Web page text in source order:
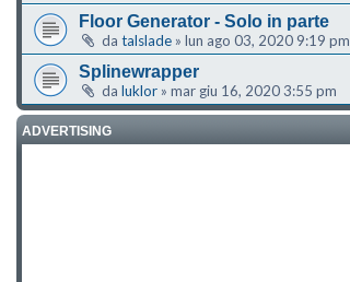
Floor Generator - Solo in parte
da talslade » lun ago 03, 2020 9:19 pm
Splinewrapper
da luklor » mar giu 16, 2020 3:55 pm
ADVERTISING